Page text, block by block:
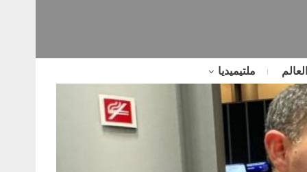
ملتيميديا